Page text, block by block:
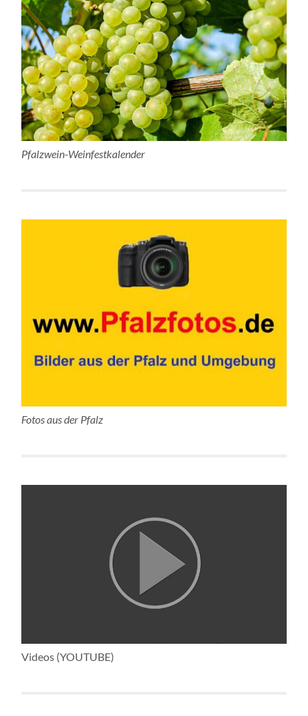
Pfalzwein-Weinfestkalender
Fotos aus der Pfalz
Videos (YOUTUBE)